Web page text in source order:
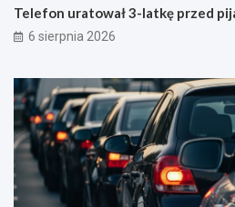
Telefon uratował 3-latkę przed
6 sierpnia 2026